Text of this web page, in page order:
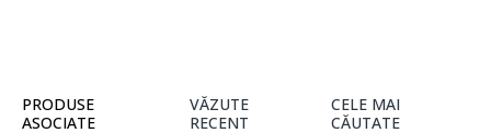
PRODUSE
ASOCIATE
VĂZUTE
RECENT
CELE MAI
CĂUTATE